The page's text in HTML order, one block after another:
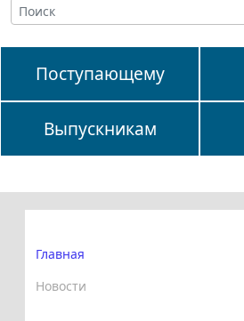
Поступающему
Выпускникам
Главная
Новости